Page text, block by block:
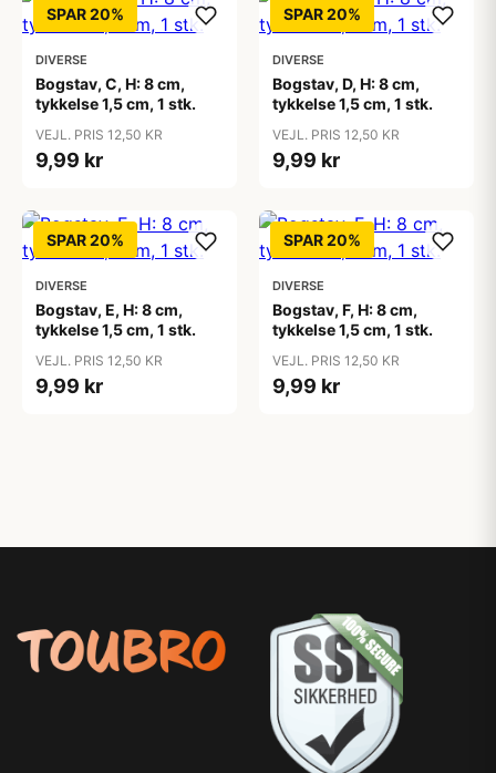
SPAR 20%
DIVERSE
Bogstav, C, H: 8 cm,
tykkelse 1,5 cm, 1 stk.
VEJL. PRIS 12,50 KR
9,99 kr
SPAR 20%
DIVERSE
Bogstav, D, H: 8 cm,
tykkelse 1,5 cm, 1 stk.
VEJL. PRIS 12,50 KR
9,99 kr
SPAR 20%
DIVERSE
Bogstav, E, H: 8 cm,
tykkelse 1,5 cm, 1 stk.
VEJL. PRIS 12,50 KR
9,99 kr
SPAR 20%
DIVERSE
Bogstav, F, H: 8 cm,
tykkelse 1,5 cm, 1 stk.
VEJL. PRIS 12,50 KR
9,99 kr